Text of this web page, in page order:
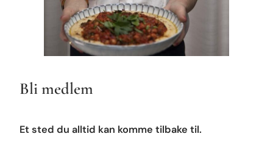
Bli medlem
Et sted du alltid kan komme tilbake til.